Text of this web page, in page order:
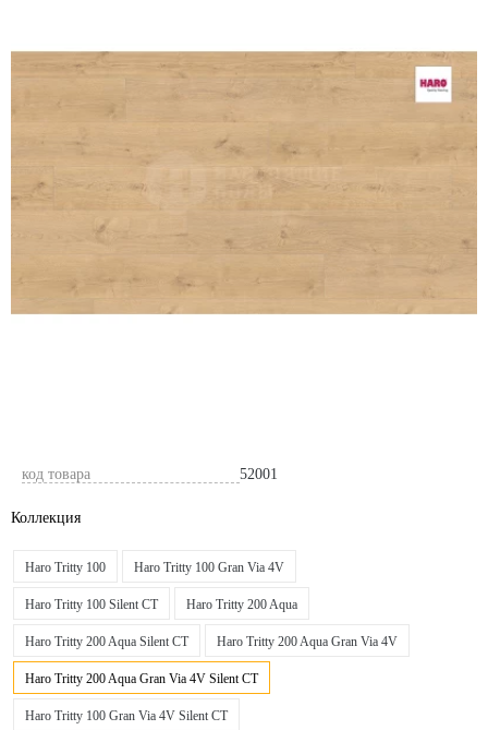
код товара 52001
Коллекция
Haro Tritty 100 Haro Tritty 100 Gran Via 4V
Haro Tritty 100 Silent CT Haro Tritty 200 Aqua
Haro Tritty 200 Aqua Silent CT Haro Tritty 200 Aqua Gran Via 4V
Haro Tritty 200 Aqua Gran Via 4V Silent CT
Haro Tritty 100 Gran Via 4V Silent CT